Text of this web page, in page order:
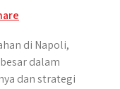
di Napoli,
dalam
dan strategi